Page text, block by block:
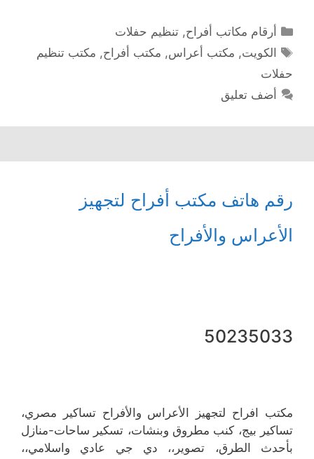
التصنيفات
أرقام مكاتب أفراح,تنظيم حفلات
الوسوم
الكويت, مكتب أعراس, مكتب أفراح, مكتب تنظيم
حفلات
أضف تعليق
رقم هاتف مكتب أفراح لتجهيز
الأعراس والأفراح
50235033
مكتب افراح لتجهيز الأعراس والأفراح تساكير مصري،
تساكير بيج، كنب مطروق وبنشات، تسكير ساحات-منازل
بأحدث الطرق، تصوير،، دي جي عادي واسلامي،،